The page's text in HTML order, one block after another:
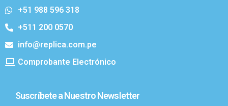
+51 988 596 318
+511 200 0570
info@replica.com.pe
Comprobante Electrónico
Suscríbete a Nuestro Newsletter